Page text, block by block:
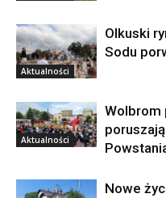
Aktualności
Olkuski
Sodu
Aktualności
Wolbrom
Nowe